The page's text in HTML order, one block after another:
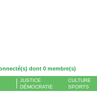
dont 0 membre(s)
JUSTICE
DÉMOCRATIE
CULTURE
SPORTS